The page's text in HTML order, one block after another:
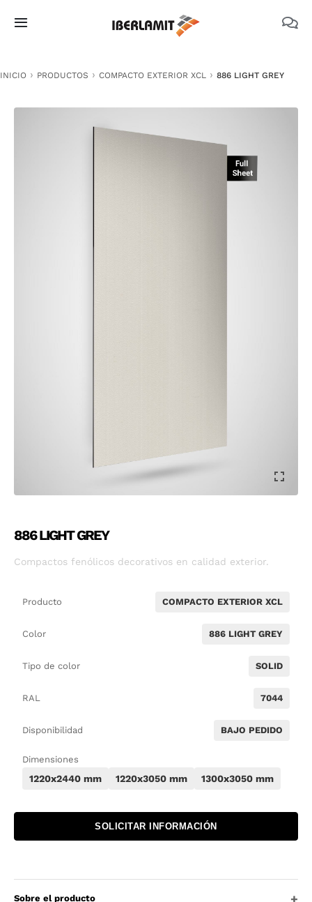
Toggle
NOSOTROS
INICIO PRODUCTOS COMPACTO EXTERIOR XCL 886 LIGHT GREY
886 LIGHT GREY
Compactos fenólicos decorativos en calidad exterior.
Producto COMPACTO EXTERIOR XCL
Color 886 LIGHT GREY
Tipo de color SOLID
RAL 7044
Disponibilidad BAJO PEDIDO
Dimensiones
1220x2440 mm 1220x3050 mm 1300x3050 mm
SOLICITAR INFORMACIÓN
Sobre el producto